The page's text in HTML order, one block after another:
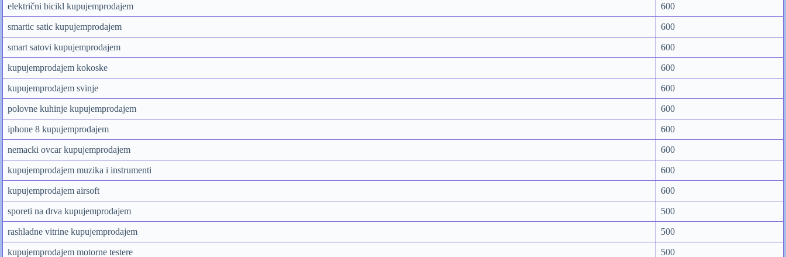
električni bicikl kupujemprodajem 600
smartic satic kupujemprodajem 600
smart satovi kupujemprodajem 600
kupujemprodajem kokoske 600
kupujemprodajem svinje 600
polovne kuhinje kupujemprodajem 600
iphone 8 kupujemprodajem 600
nemacki ovcar kupujemprodajem 600
kupujemprodajem muzika i instrumenti 600
kupujemprodajem airsoft 600
sporeti na drva kupujemprodajem 500
rashladne vitrine kupujemprodajem 500
kupujemprodajem motorne testere 500